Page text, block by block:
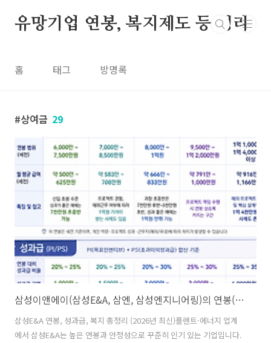
유망기업 연봉, 복지제도 등 정리
홈 태그 방명록
상여금 29
삼성이앤에이(삼성E&A, 삼엔, 삼성엔지니어링)의 연봉(급여, 월급, 보너스, 성과급, 성과금, 상여급, 상여금, 수당, 초봉, 초임), 인재상, 근무지, 복지제도(복리후생) 등
삼성E&A 연봉, 성과급, 복지 총정리 (2026년 최신)플랜트·에너지 업계
에서 삼성E&A는 높은 연봉과 안정성으로 꾸준히 인기 있는 기업입니다.